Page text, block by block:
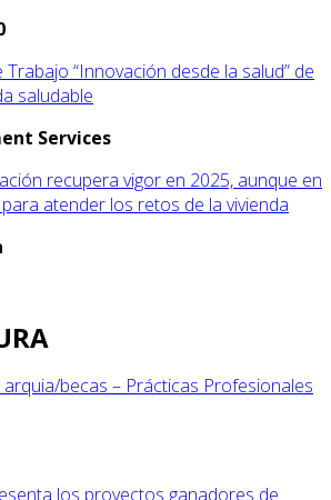
“Innovación desde la salud” de
saludable
Services
recupera vigor en 2025, aunque en
atender los retos de la vivienda
becas – Prácticas Profesionales
los proyectos ganadores de